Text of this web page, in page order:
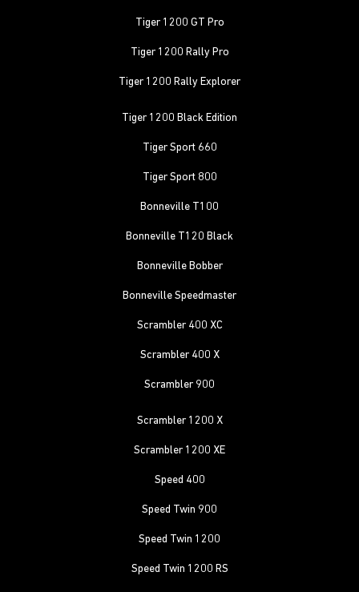
Tiger 1200 GT Pro
Tiger 1200 Rally Pro
Tiger 1200 Rally Explorer
Tiger 1200 Black Edition
Tiger Sport 660
Tiger Sport 800
Bonneville T100
Bonneville T120 Black
Bonneville Bobber
Bonneville Speedmaster
Scrambler 400 XC
Scrambler 400 X
Scrambler 900
Scrambler 1200 X
Scrambler 1200 XE
Speed 400
Speed Twin 900
Speed Twin 1200
Speed Twin 1200 RS